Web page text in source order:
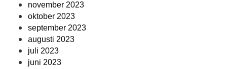
november 2023
oktober 2023
september 2023
augusti 2023
juli 2023
juni 2023